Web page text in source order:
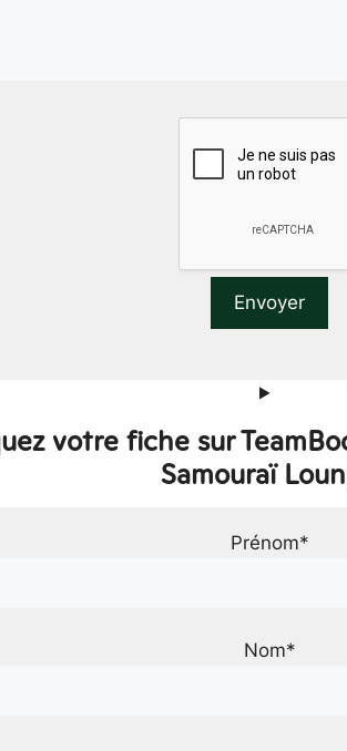
votre fiche sur
Samouraï
Prénom*
Nom*